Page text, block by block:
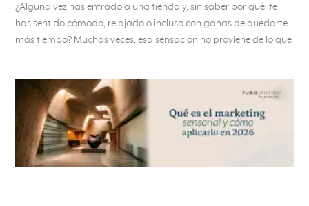
¿Alguna vez has entrado a una tienda y, sin saber por qué, te
has sentido cómodo, relajado o incluso con ganas de quedarte
más tiempo? Muchas veces, esa sensación no proviene de lo que